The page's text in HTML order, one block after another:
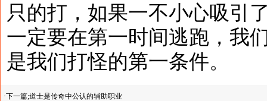
只的打，如果一不小心吸引
一定要在第一时间逃跑，我
是我们打怪的第一条件。
·下一篇;道士是传奇中公认的辅助职业